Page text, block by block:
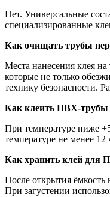
Нет. Универсальные
специализированные
Как очищать трубы
Места нанесения клея
которые не только
технику безопасности.
Как клеить ПВХ-трубы
При температуре ниже
температуре не менее
Как хранить клей для
После открытия ёмкость
При загустении